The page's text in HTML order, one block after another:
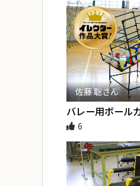
佐藤 聡さん
バレー用ボール
6